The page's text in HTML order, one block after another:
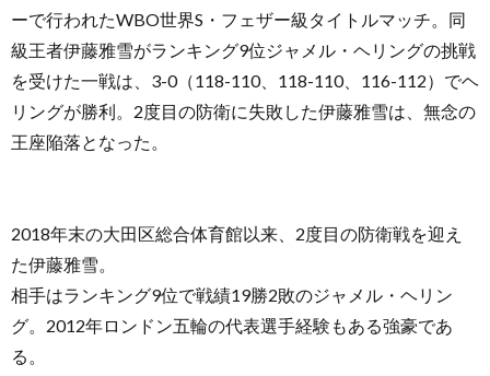
合
わ
ーで行われたWBO世界S・フェザー級タイトルマッチ。同
級王者伊藤雅雪がランキング9位ジャメル・ヘリングの挑戦
を受けた一戦は、3-0（118-110、118-110、116-112）でヘ
リングが勝利。2度目の防衛に失敗した伊藤雅雪は、無念の
王座陥落となった。
2018年末の大田区総合体育館以来、2度目の防衛戦を迎え
た伊藤雅雪。
相手はランキング9位で戦績19勝2敗のジャメル・ヘリン
グ。2012年ロンドン五輪の代表選手経験もある強豪であ
る。